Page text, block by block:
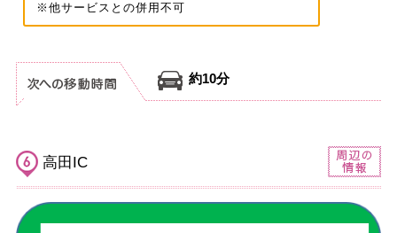
※他サービスとの併用不可
約10分
高田IC